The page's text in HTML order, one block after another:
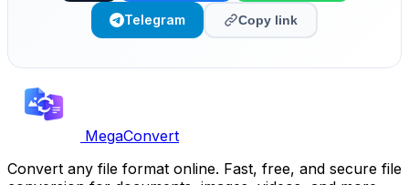
Telegram Copy link
MegaConvert
Convert any file format online. Fast, free, and secure file